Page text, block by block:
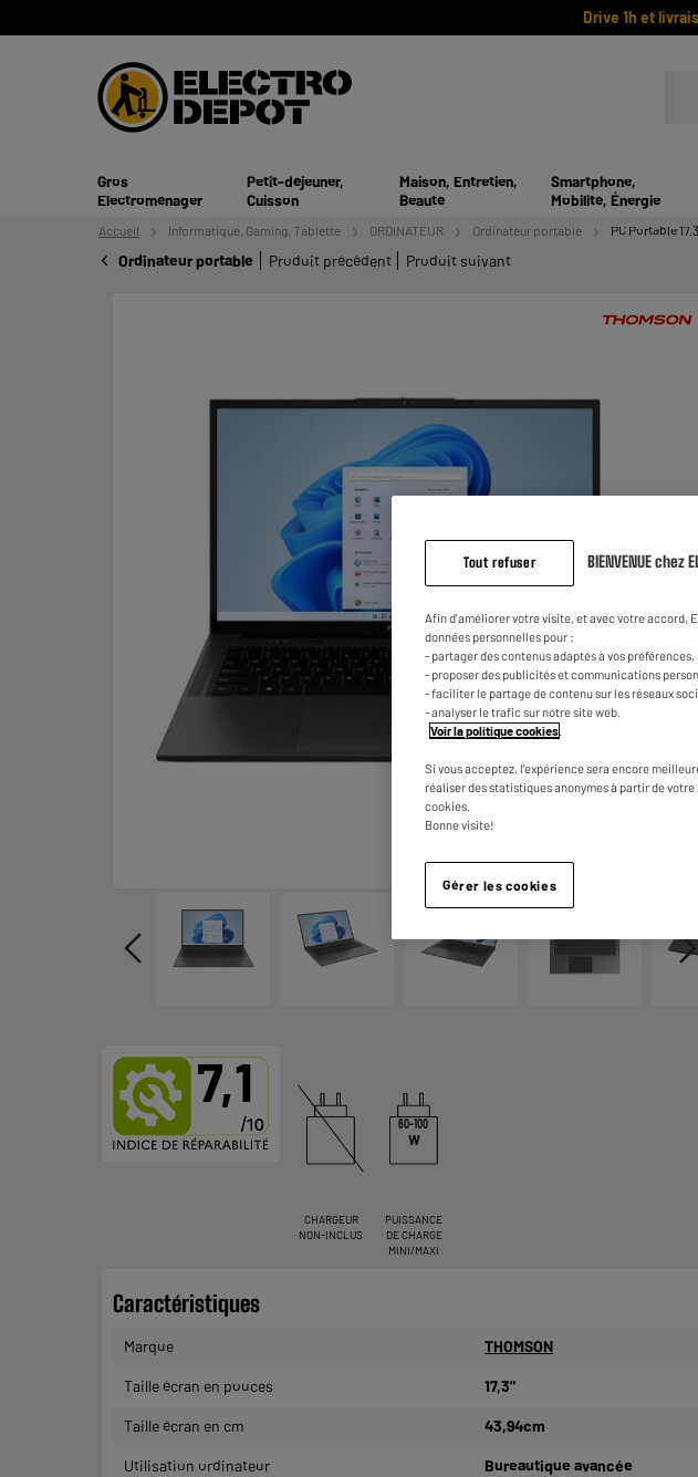
Drive 1h et
Gros
Electroménager
Petit-déjeuner,
Cuisson
Maison, Entretien,
Beauté
Smartphone,
Mobilité, Énergie
Accueil Informatique, Gaming, Tablette ORDINATEUR Ordinateur portable PC Portable
Ordinateur portable Produit précédent Produit suivant
7,1
CHARGEUR
NON-INCLUS
60-100
W
PUISSANCE
DE CHARGE
MINI/MAXI
Caractéristiques
Marque THOMSON
Taille écran en pouces 17,3"
Taille écran en cm 43,94cm
Utilisation ordinateur Bureautique avancée
Tout refuser BIENVENUE chez
Afin d'améliorer votre visite, et avec votre accord,
données personnelles pour :
- partager des contenus adaptés à vos préférences,
- proposer des publicités et communications
- faciliter le partage de contenu sur les réseaux
- analyser le trafic sur notre site web.
Voir la politique cookies
Si vous acceptez, l'expérience sera encore
réaliser des statistiques anonymes à partir de
cookies.
Bonne visite!
Gérer les cookies